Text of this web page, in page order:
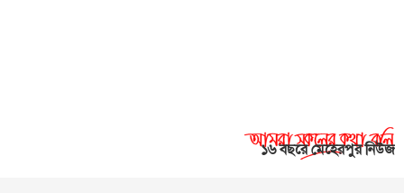
১৬ বছরে মেহেরপুর নিউজ